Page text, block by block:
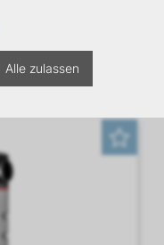
Alle zulassen